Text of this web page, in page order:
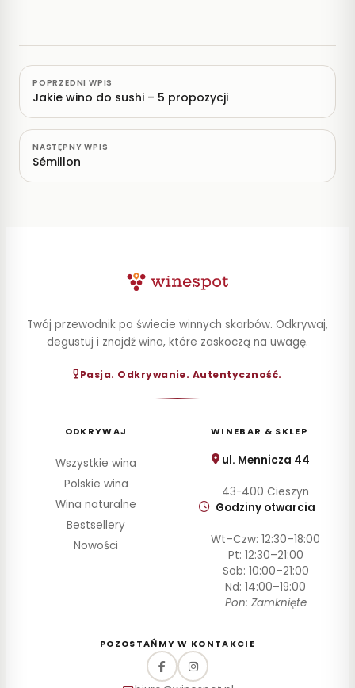
POPRZEDNI WPIS
Jakie wino do sushi – 5 propozycji
NASTĘPNY WPIS
Sémillon
Twój przewodnik po świecie winnych skarbów. Odkrywaj,
degustuj i znajdź wina, które zaskoczą na uwagę.
Pasja. Odkrywanie. Autentyczność.
ODKRYWAJ
Wszystkie wina
Polskie wina
Wina naturalne
Bestsellery
Nowości
WINEBAR & SKLEP
ul. Mennicza 44
43-400 Cieszyn
Godziny otwarcia
Wt–Czw: 12:30–18:00
Pt: 12:30–21:00
Sob: 10:00–21:00
Nd: 14:00–19:00
Pon: Zamknięte
POZOSTAŃMY W KONTAKCIE